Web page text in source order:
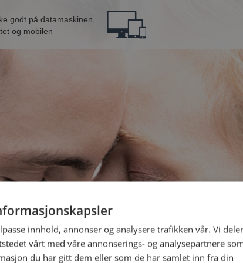
godt på datamaskinen,
og mobilen
Bli
Jeg er en: Mann
innhold, annonser og analysere trafikken vår. Vi deler
vårt med våre annonserings- og analysepartnere
du har gitt dem eller som de har samlet inn fra din